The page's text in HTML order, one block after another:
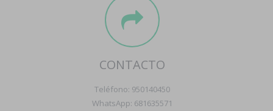
CONTACTO
Teléfono: 950140450
WhatsApp: 681635571